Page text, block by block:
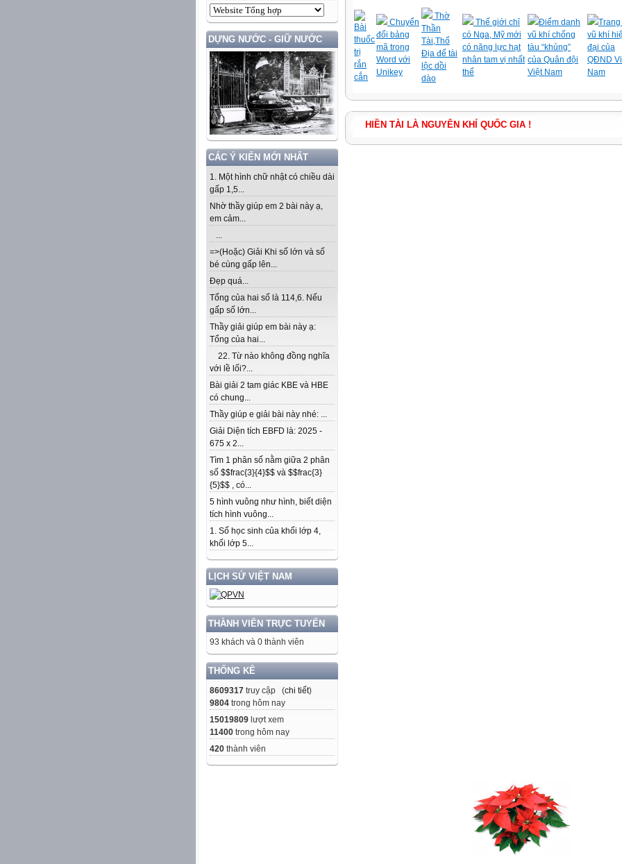
DỰNG NƯỚC - GIỮ NƯỚC
CÁC Ý KIẾN MỚI NHẤT
1. Một hình chữ nhật có chiều dài
gấp 1,5...
Nhờ thầy giúp em 2 bài này ạ,
em cảm...
...
=>(Hoặc) Giải Khi số lớn và số
bé cùng gấp lên...
Đẹp quá...
Tổng của hai số là 114,6. Nếu
gấp số lớn...
Thầy giải giúp em bài này ạ:
Tổng của hai...
22. Từ nào không đồng nghĩa
với lề lối?...
Bài giải 2 tam giác KBE và HBE
có chung...
Thầy giúp e giải bài này nhé: ...
Giải Diện tích EBFD là: 2025 -
675 x 2...
Tìm 1 phân số nằm giữa 2 phân
số $$frac{3}{4}$$ và $$frac{3}
{5}$$ , có...
5 hình vuông như hình, biết diện
tích hình vuông...
1. Số học sinh của khối lớp 4,
khối lớp 5...
LỊCH SỬ VIỆT NAM
THÀNH VIÊN TRỰC TUYẾN
93 khách và 0 thành viên
THỐNG KÊ
8609317 truy cập (chi tiết)
9804 trong hôm nay
15019809 lượt xem
11400 trong hôm nay
420 thành viên
Bài
thuốc
trị
rắn
cắn
Chuyển
đổi bảng
mã trong
Word với
Unikey
Thờ
Thần
Tài,Thổ
Địa để tài
lộc dồi
dào
Thế giới chỉ
có Nga, Mỹ mới
có năng lực hạt
nhân tam vị nhất
thể
Điểm danh
vũ khí chống
tàu “khủng”
của Quân đội
Việt Nam
Trang
vũ khí
đại của
QĐND
Nam
HIỀN TÀI LÀ NGUYÊN KHÍ QUỐC GIA !